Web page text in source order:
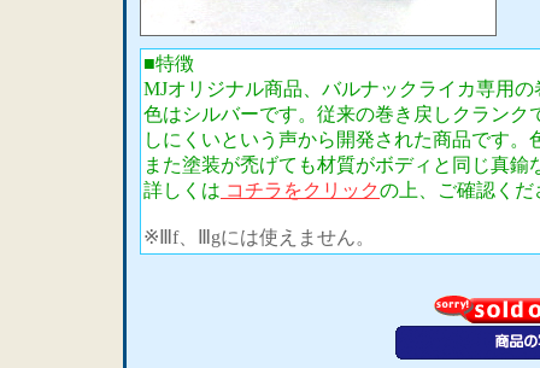
■特徴
MJオリジナル商品、バルナックライカ専用
色はシルバーです。従来の巻き戻しクランク
しにくいという声から開発された商品です。
また塗装が禿げても材質がボディと同じ真鍮
詳しくは コチラをクリックの上、ご確認くだ
※Ⅲf、Ⅲgには使えません。